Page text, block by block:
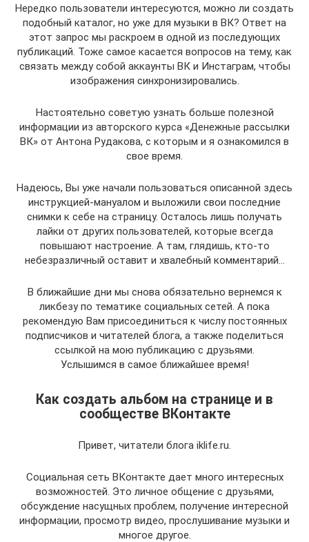
Нередко пользователи интересуются, можно ли создать
подобный каталог, но уже для музыки в ВК? Ответ на
этот запрос мы раскроем в одной из последующих
публикаций. Тоже самое касается вопросов на тему, как
связать между собой аккаунты ВК и Инстаграм, чтобы
изображения синхронизировались.
Настоятельно советую узнать больше полезной
информации из авторского курса «Денежные рассылки
ВК» от Антона Рудакова, с которым и я ознакомился в
свое время.
Надеюсь, Вы уже начали пользоваться описанной здесь
инструкцией-мануалом и выложили свои последние
снимки к себе на страницу. Осталось лишь получать
лайки от других пользователей, которые всегда
повышают настроение. А там, глядишь, кто-то
небезразличный оставит и хвалебный комментарий…
В ближайшие дни мы снова обязательно вернемся к
ликбезу по тематике социальных сетей. А пока
рекомендую Вам присоединиться к числу постоянных
подписчиков и читателей блога, а также поделиться
ссылкой на мою публикацию с друзьями.
Услышимся в самое ближайшее время!
Как создать альбом на странице и в
сообществе ВКонтакте
Привет, читатели блога iklife.ru.
Социальная сеть ВКонтакте дает много интересных
возможностей. Это личное общение с друзьями,
обсуждение насущных проблем, получение интересной
информации, просмотр видео, прослушивание музыки и
многое другое.